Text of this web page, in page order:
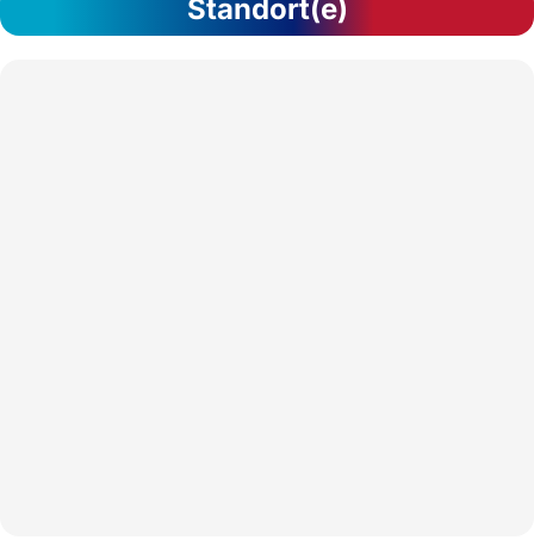
Standort(e)